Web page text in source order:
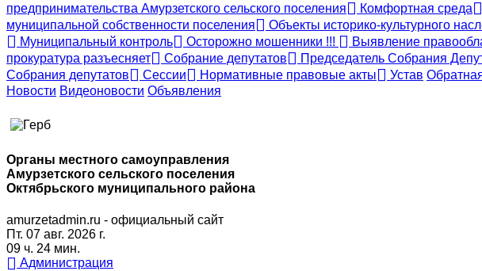
предпринимательства Амурзетского сельского поселения
Комфортная среда
муниципальной собственности поселения
Объекты историко-культурного
Муниципальный контроль
Осторожно мошенники !!! Выявление
прокуратура разъесняет
Собрание депутатов Председатель Собрания
Собрания депутатов
Сессии Нормативные правовые акты Устав
Новости Видеоновости Объявления
Органы местного самоуправления
Амурзетского сельского поселения
Октябрьского муниципального района
amurzetadmin.ru - официальный сайт
Пт. 07 авг. 2026 г.
09 ч. 24 мин.
Администрация